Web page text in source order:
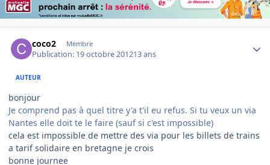
coco2 Membre
Publication: 19 octobre 201213 ans
AUTEUR
bonjour
Je comprend pas à quel titre y'a t'il eu refus. Si tu veux un via
Nantes elle doit te le faire (sauf si c'est impossible)
cela est impossible de mettre des via pour les billets de trains
a tarif solidaire en bretagne je crois
bonne journee